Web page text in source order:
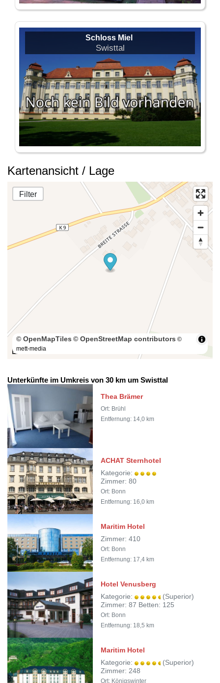
Schloss Miel
Swisttal
Kartenansicht / Lage
Filter
100 m
© OpenMapTiles © OpenStreetMap contributors ©
mett-media
Unterkünfte im Umkreis von 30 km um Swisttal
Thea Brämer
Ort: Brühl
Entfernung: 14,0 km
ACHAT Sternhotel
Kategorie:
Zimmer: 80
Ort: Bonn
Entfernung: 16,0 km
Maritim Hotel
Zimmer: 410
Ort: Bonn
Entfernung: 17,4 km
Hotel Venusberg
Kategorie:
(Superior)
Zimmer: 87 Betten: 125
Ort: Bonn
Entfernung: 18,5 km
Maritim Hotel
Kategorie:
(Superior)
Zimmer: 248
Ort: Königswinter